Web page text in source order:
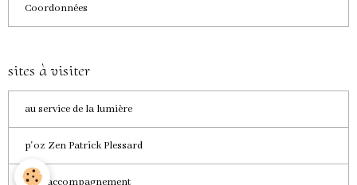
Coordonnées
sites à visiter
au service de la lumière
p'oz Zen Patrick Plessard
aelb accompagnement